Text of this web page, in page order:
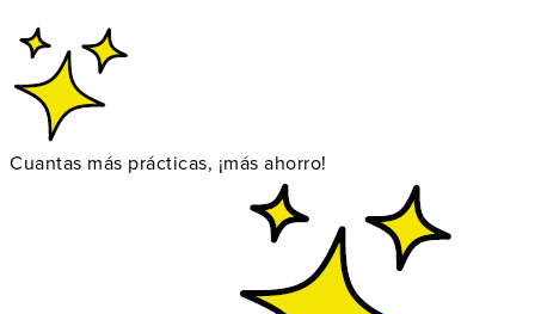
Cuantas más prácticas, ¡más ahorro!